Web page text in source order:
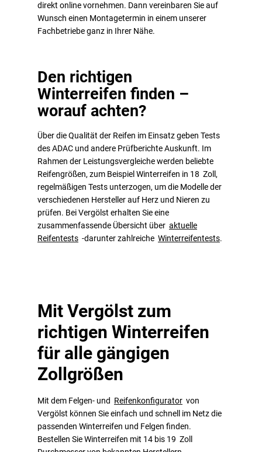
direkt online vornehmen. Dann vereinbaren Sie auf
Wunsch einen Montagetermin in einem unserer
Fachbetriebe ganz in Ihrer Nähe.
Den richtigen
Winterreifen finden –
worauf achten?
Über die Qualität der Reifen im Einsatz geben Tests
des ADAC und andere Prüfberichte Auskunft. Im
Rahmen der Leistungsvergleiche werden beliebte
Reifengrößen, zum Beispiel Winterreifen in 18 Zoll,
regelmäßigen Tests unterzogen, um die Modelle der
verschiedenen Hersteller auf Herz und Nieren zu
prüfen. Bei Vergölst erhalten Sie eine
zusammenfassende Übersicht über aktuelle
Reifentests -darunter zahlreiche Winterreifentests.
Mit Vergölst zum
richtigen Winterreifen
für alle gängigen
Zollgrößen
Mit dem Felgen- und Reifenkonfigurator von
Vergölst können Sie einfach und schnell im Netz die
passenden Winterreifen und Felgen finden.
Bestellen Sie Winterreifen mit 14 bis 19 Zoll